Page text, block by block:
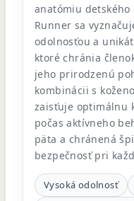
anatómiu
Runner sa
odolnosťou a
ktoré chránia
jeho prirodzenú
kombinácii s
zaisťuje optimálnu
počas aktívneho
päta a chránená
bezpečnosť pri
Vysoká odolnosť